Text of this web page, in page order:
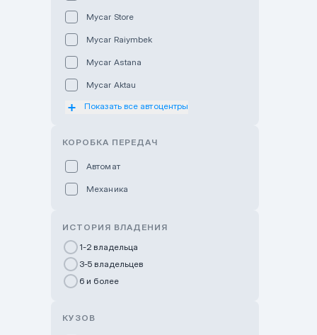
Mycar Store
Mycar Raiymbek
Mycar Astana
Mycar Aktau
Mycar Uralsk
GWM Nurly Zhol
Chery Astana
Показать все автоцентры
КОРОБКА ПЕРЕДАЧ
Автомат
Механика
ИСТОРИЯ ВЛАДЕНИЯ
1-2 владельца
3-5 владельцев
6 и более
КУЗОВ